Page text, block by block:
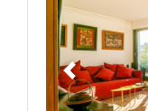
Précédent